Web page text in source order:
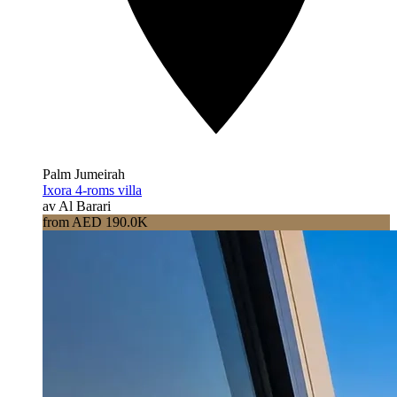
Palm Jumeirah
Ixora 4-roms villa
av Al Barari
from AED 190.0K